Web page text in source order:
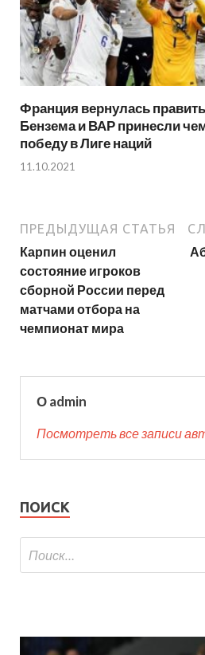
Франция вернулась
Бензема и ВАР принесли
победу в Лиге наций
11.10.2021
ПРЕДЫДУЩАЯ СТАТЬЯ
Карпин оценил
состояние игроков
сборной России перед
матчами отбора на
чемпионат мира
О admin
Посмотреть все записи
ПОИСК